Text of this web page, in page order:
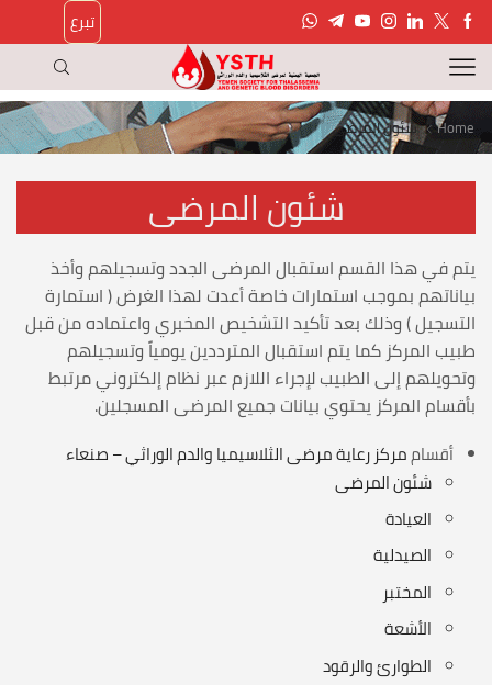
تبرع
Home شئون المرضى
شئون المرضى
يتم في هذا القسم استقبال المرضى الجدد وتسجيلهم وأخذ
بياناتهم بموجب استمارات خاصة أعدت لهذا الغرض ( استمارة
التسجيل ) وذلك بعد تأكيد التشخيص المخبري واعتماده من قبل
طبيب المركز كما يتم استقبال المترددين يومياً وتسجيلهم
وتحويلهم إلى الطبيب لإجراء اللازم عبر نظام إلكتروني مرتبط
بأقسام المركز يحتوي بيانات جميع المرضى المسجلين.
أقساممركز رعاية مرضى الثلاسيميا والدم الوراثي – صنعاء
شئون المرضى
العيادة
الصيدلية
المختبر
الأشعة
الطوارئ والرقود